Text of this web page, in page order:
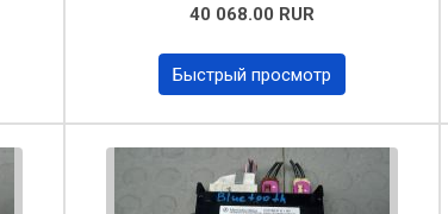
40 068.00 RUR
Быстрый просмотр